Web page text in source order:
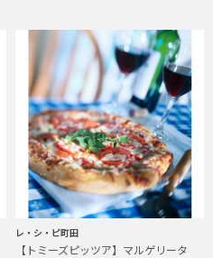
レ・シ・ピ町田
【トミーズピッツア】マルゲリータ